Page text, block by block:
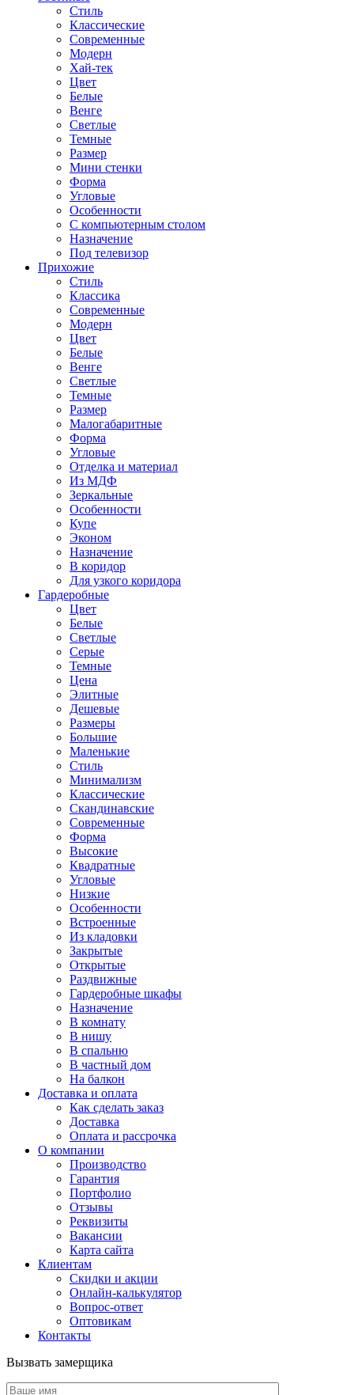
Стиль
Классические
Современные
Модерн
Хай-тек
Цвет
Белые
Венге
Светлые
Темные
Размер
Мини стенки
Форма
Угловые
Особенности
С компьютерным столом
Назначение
Под телевизор
Прихожие
Стиль
Классика
Современные
Модерн
Цвет
Белые
Венге
Светлые
Темные
Размер
Малогабаритные
Форма
Угловые
Отделка и материал
Из МДФ
Зеркальные
Особенности
Купе
Эконом
Назначение
В коридор
Для узкого коридора
Гардеробные
Цвет
Белые
Светлые
Серые
Темные
Цена
Элитные
Дешевые
Размеры
Большие
Маленькие
Стиль
Минимализм
Классические
Скандинавские
Современные
Форма
Высокие
Квадратные
Угловые
Низкие
Особенности
Встроенные
Из кладовки
Закрытые
Открытые
Раздвижные
Гардеробные шкафы
Назначение
В комнату
В нишу
В спальню
В частный дом
На балкон
Доставка и оплата
Как сделать заказ
Доставка
Оплата и рассрочка
О компании
Производство
Гарантия
Портфолио
Отзывы
Реквизиты
Вакансии
Карта сайта
Клиентам
Скидки и акции
Онлайн-калькулятор
Вопрос-ответ
Оптовикам
Контакты
Вызвать замерщика